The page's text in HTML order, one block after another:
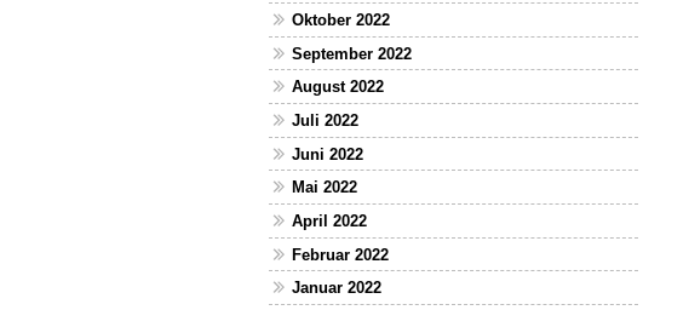
Oktober 2022
September 2022
August 2022
Juli 2022
Juni 2022
Mai 2022
April 2022
Februar 2022
Januar 2022